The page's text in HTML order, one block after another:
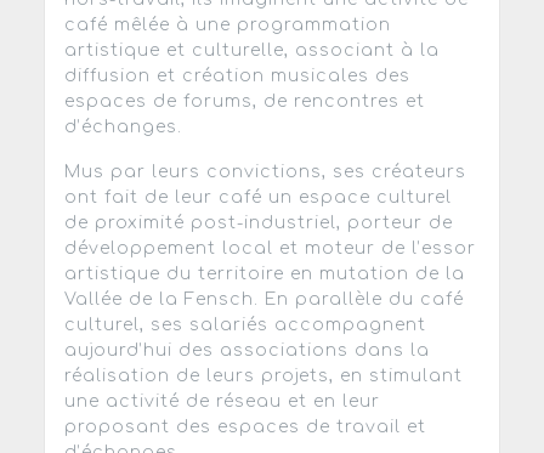
café mêlée à une programmation
artistique et culturelle, associant à la
diffusion et création musicales des
espaces de forums, de rencontres et
d’échanges.
Mus par leurs convictions, ses créateurs
ont fait de leur café un espace culturel
de proximité post-industriel, porteur de
développement local et moteur de l’essor
artistique du territoire en mutation de la
Vallée de la Fensch. En parallèle du café
culturel, ses salariés accompagnent
aujourd’hui des associations dans la
réalisation de leurs projets, en stimulant
une activité de réseau et en leur
proposant des espaces de travail et